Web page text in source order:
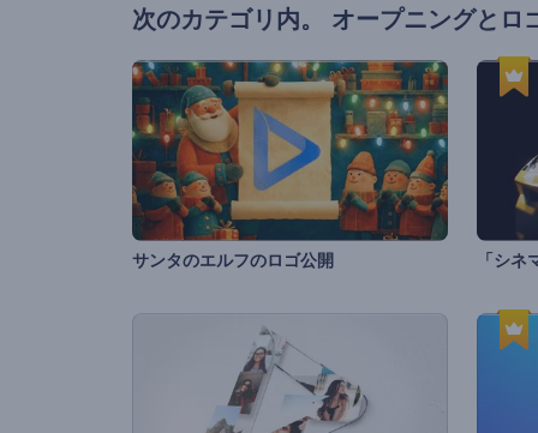
次のカテゴリ内。 オープニングとロ
サンタのエルフのロゴ公開